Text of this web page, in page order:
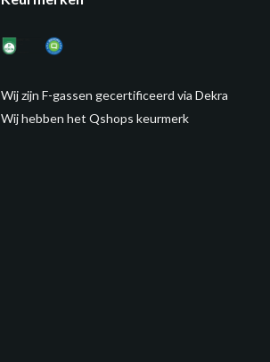
Wij zijn F-gassen gecertificeerd via Dekra
Wij hebben het Qshops keurmerk